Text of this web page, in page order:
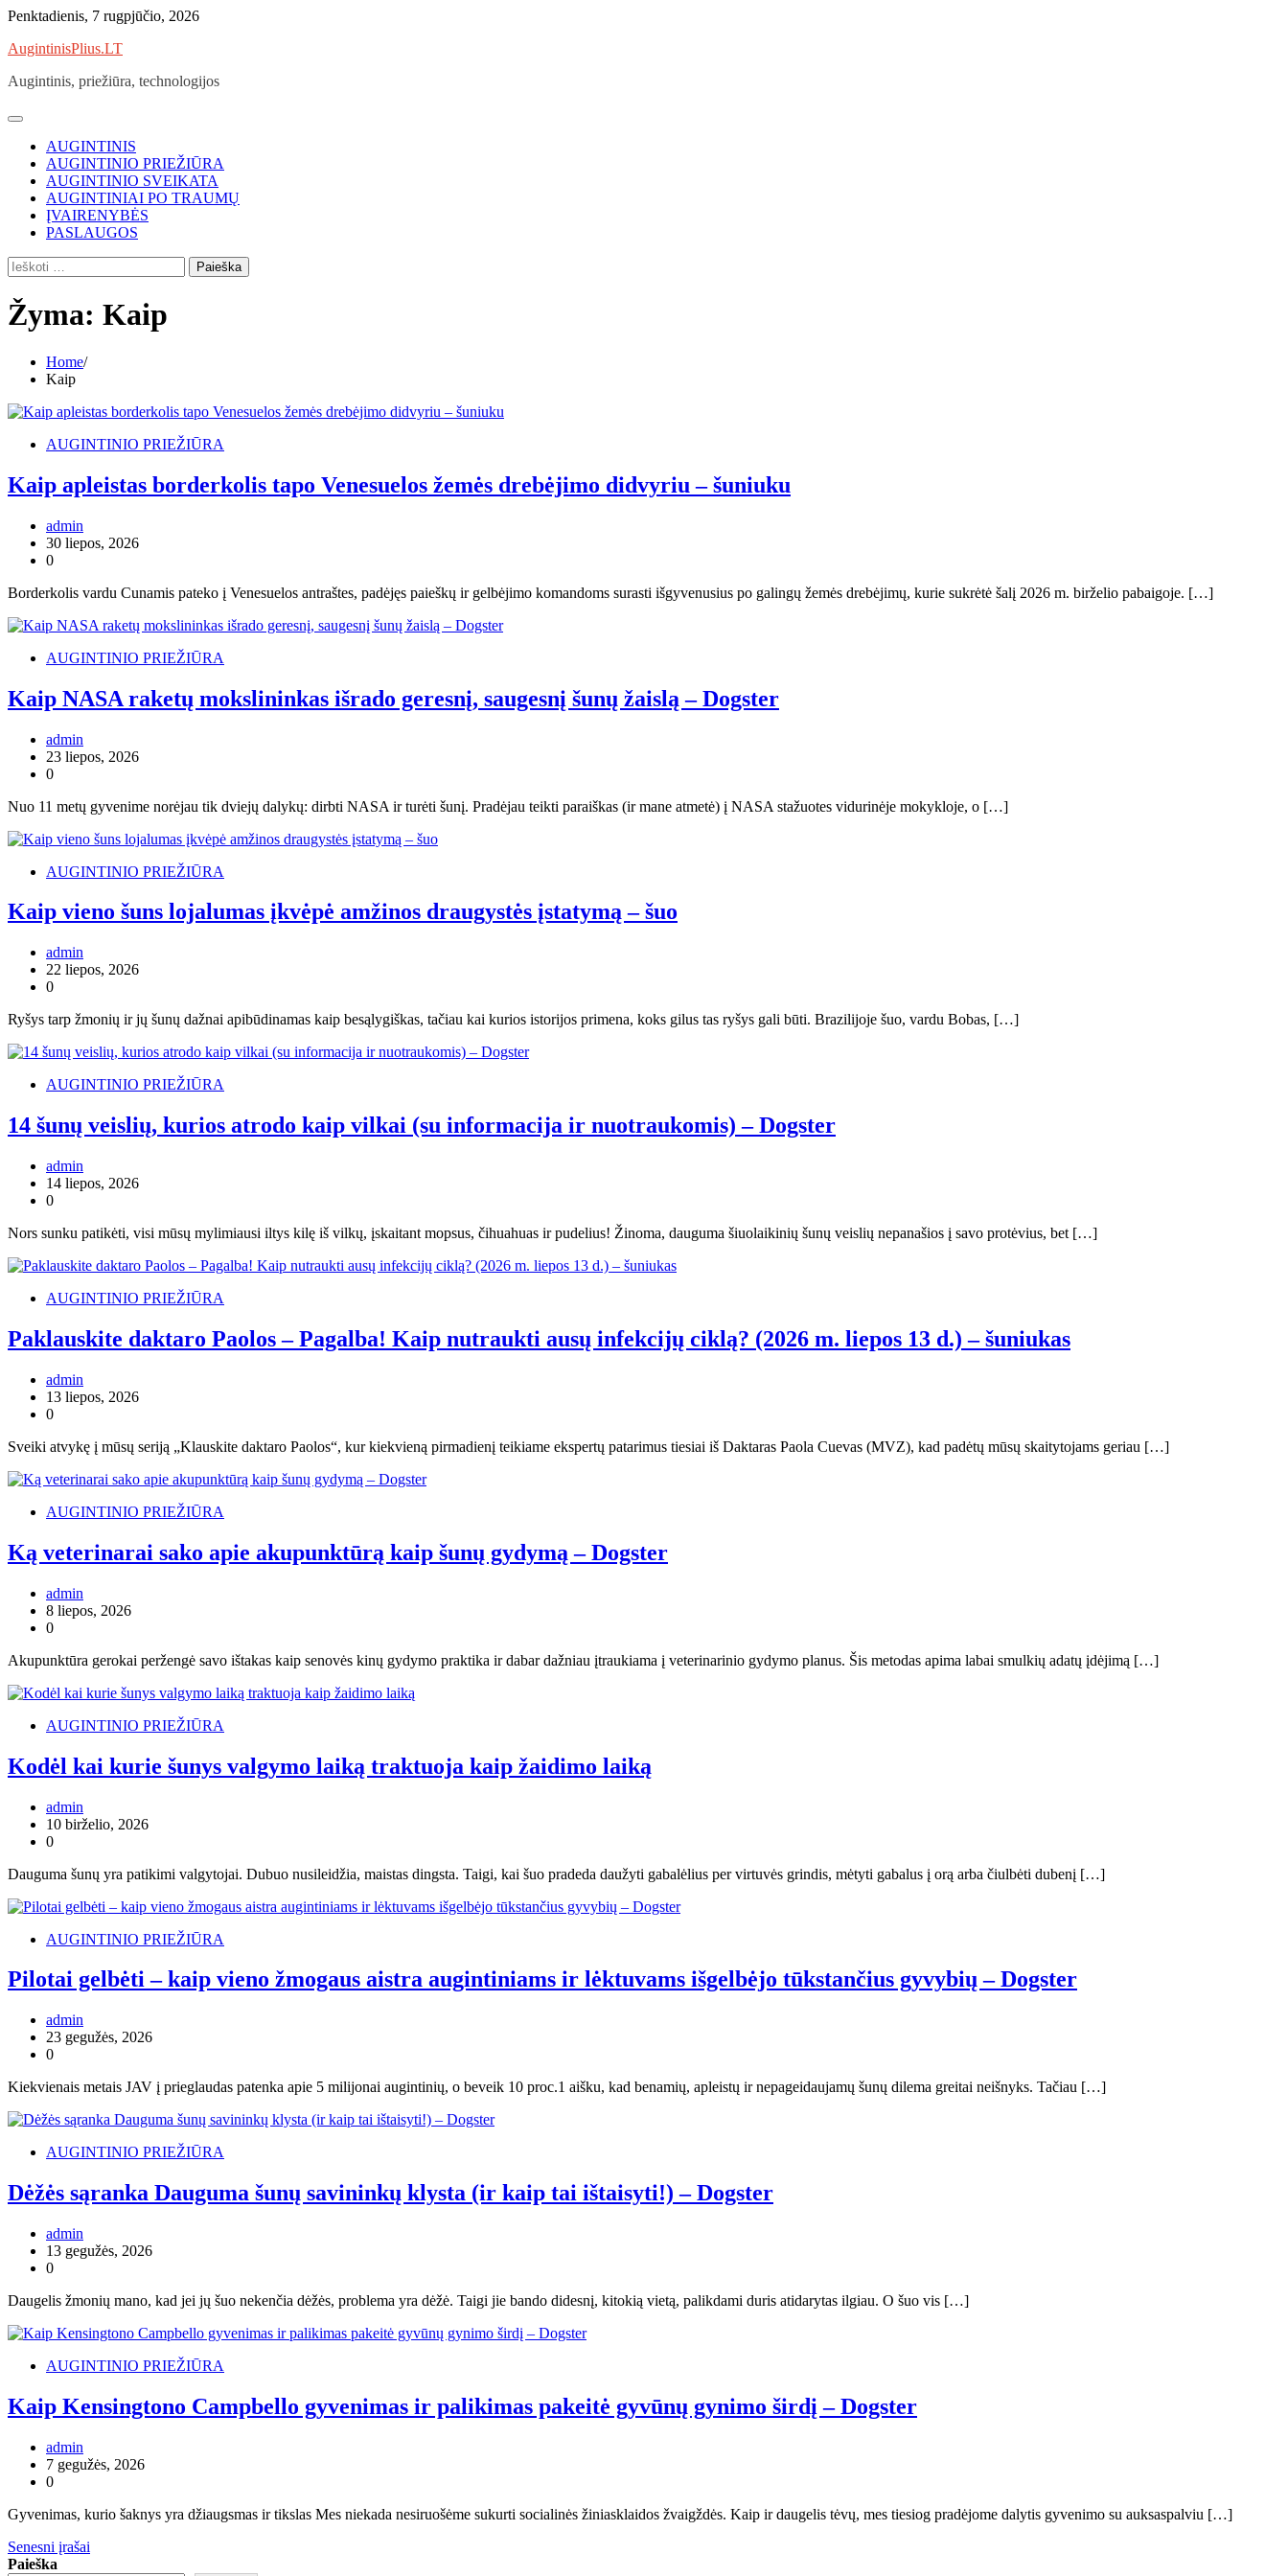
Skip
content
Penktadienis, 7 rugpjūčio, 2026
AugintinisPlius.LT
Augintinis, priežiūra, technologijos
AUGINTINIS
AUGINTINIO PRIEŽIŪRA
AUGINTINIO SVEIKATA
AUGINTINIAI PO TRAUMŲ
ĮVAIRENYBĖS
PASLAUGOS
Ieškoti:
Žyma: Kaip
Home
Kaip
AUGINTINIO PRIEŽIŪRA
Kaip apleistas borderkolis tapo Venesuelos žemės drebėjimo didvyriu – šuniuku
admin
30 liepos, 2026
0
Borderkolis vardu Cunamis pateko į Venesuelos antraštes, padėjęs paieškų ir gelbėjimo komandoms surasti išgyvenusius po galingų žemės drebėjimų, kurie sukrėtė šalį 2026 m. birželio pabaigoje. […]
AUGINTINIO PRIEŽIŪRA
Kaip NASA raketų mokslininkas išrado geresnį, saugesnį šunų žaislą – Dogster
admin
23 liepos, 2026
0
Nuo 11 metų gyvenime norėjau tik dviejų dalykų: dirbti NASA ir turėti šunį. Pradėjau teikti paraiškas (ir mane atmetė) į NASA stažuotes vidurinėje mokykloje, o […]
AUGINTINIO PRIEŽIŪRA
Kaip vieno šuns lojalumas įkvėpė amžinos draugystės įstatymą – šuo
admin
22 liepos, 2026
0
Ryšys tarp žmonių ir jų šunų dažnai apibūdinamas kaip besąlygiškas, tačiau kai kurios istorijos primena, koks gilus tas ryšys gali būti. Brazilijoje šuo, vardu Bobas, […]
AUGINTINIO PRIEŽIŪRA
14 šunų veislių, kurios atrodo kaip vilkai (su informacija ir nuotraukomis) – Dogster
admin
14 liepos, 2026
0
Nors sunku patikėti, visi mūsų mylimiausi iltys kilę iš vilkų, įskaitant mopsus, čihuahuas ir pudelius! Žinoma, dauguma šiuolaikinių šunų veislių nepanašios į savo protėvius, bet […]
AUGINTINIO PRIEŽIŪRA
Paklauskite daktaro Paolos – Pagalba! Kaip nutraukti ausų infekcijų ciklą? (2026 m. liepos 13 d.) – šuniukas
admin
13 liepos, 2026
0
Sveiki atvykę į mūsų seriją „Klauskite daktaro Paolos“, kur kiekvieną pirmadienį teikiame ekspertų patarimus tiesiai iš Daktaras Paola Cuevas (MVZ), kad padėtų mūsų skaitytojams geriau […]
AUGINTINIO PRIEŽIŪRA
Ką veterinarai sako apie akupunktūrą kaip šunų gydymą – Dogster
admin
8 liepos, 2026
0
Akupunktūra gerokai peržengė savo ištakas kaip senovės kinų gydymo praktika ir dabar dažniau įtraukiama į veterinarinio gydymo planus. Šis metodas apima labai smulkių adatų įdėjimą […]
AUGINTINIO PRIEŽIŪRA
Kodėl kai kurie šunys valgymo laiką traktuoja kaip žaidimo laiką
admin
10 birželio, 2026
0
Dauguma šunų yra patikimi valgytojai. Dubuo nusileidžia, maistas dingsta. Taigi, kai šuo pradeda daužyti gabalėlius per virtuvės grindis, mėtyti gabalus į orą arba čiulbėti dubenį […]
AUGINTINIO PRIEŽIŪRA
Pilotai gelbėti – kaip vieno žmogaus aistra augintiniams ir lėktuvams išgelbėjo tūkstančius gyvybių – Dogster
admin
23 gegužės, 2026
0
Kiekvienais metais JAV į prieglaudas patenka apie 5 milijonai augintinių, o beveik 10 proc.1 aišku, kad benamių, apleistų ir nepageidaujamų šunų dilema greitai neišnyks. Tačiau […]
AUGINTINIO PRIEŽIŪRA
Dėžės sąranka Dauguma šunų savininkų klysta (ir kaip tai ištaisyti!) – Dogster
admin
13 gegužės, 2026
0
Daugelis žmonių mano, kad jei jų šuo nekenčia dėžės, problema yra dėžė. Taigi jie bando didesnį, kitokią vietą, palikdami duris atidarytas ilgiau. O šuo vis […]
AUGINTINIO PRIEŽIŪRA
Kaip Kensingtono Campbello gyvenimas ir palikimas pakeitė gyvūnų gynimo širdį – Dogster
admin
7 gegužės, 2026
0
Gyvenimas, kurio šaknys yra džiaugsmas ir tikslas Mes niekada nesiruošėme sukurti socialinės žiniasklaidos žvaigždės. Kaip ir daugelis tėvų, mes tiesiog pradėjome dalytis gyvenimo su auksaspalviu […]
Navigacija
Senesni įrašai
Paieška